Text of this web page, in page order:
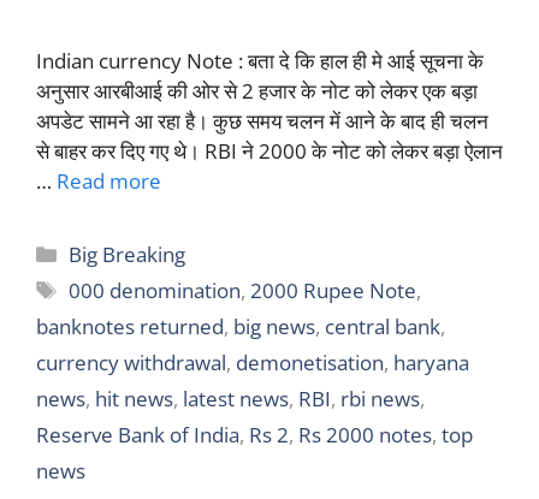
Indian currency Note : बता दे कि हाल ही मे आई सूचना के
अनुसार आरबीआई की ओर से 2 हजार के नोट को लेकर एक बड़ा
अपडेट सामने आ रहा है। कुछ समय चलन में आने के बाद ही चलन
से बाहर कर दिए गए थे। RBI ने 2000 के नोट को लेकर बड़ा ऐलान
… Read more
Categories
Big Breaking
Tags
000 denomination,2000 Rupee Note,
banknotes returned, big news, central bank,
currency withdrawal, demonetisation, haryana
news, hit news, latest news, RBI, rbi news,
Reserve Bank of India, Rs 2, Rs 2000 notes, top
news